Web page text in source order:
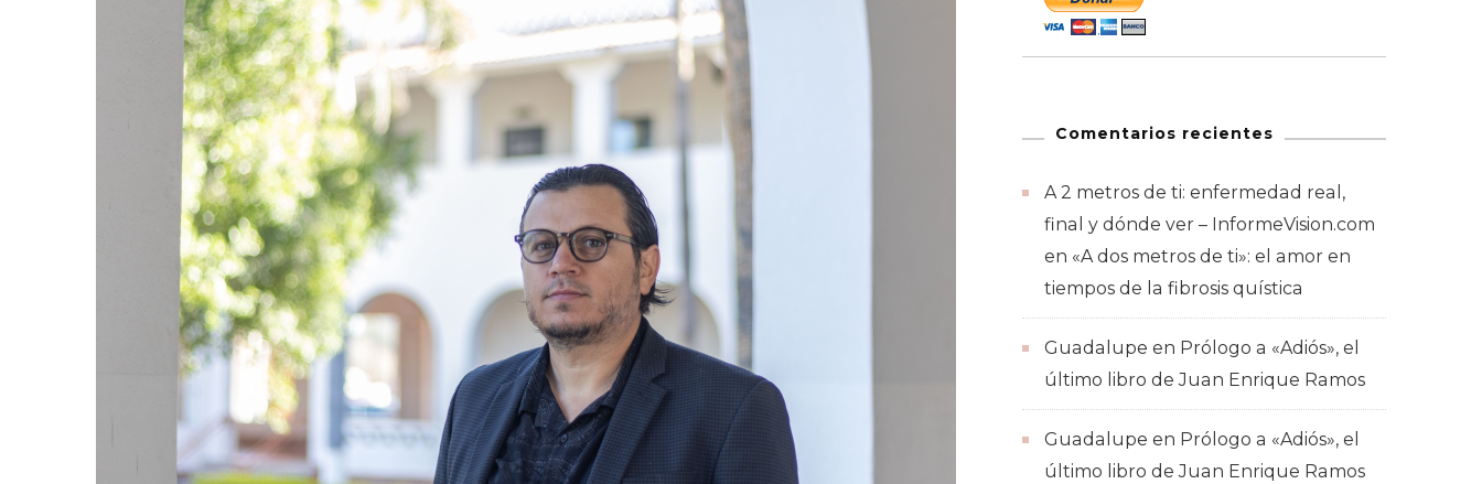
Comentarios recientes
A 2 metros de ti: enfermedad real,
final y dónde ver – InformeVision.com
en «A dos metros de ti»: el amor en
tiempos de la fibrosis quística
Guadalupe en Prólogo a «Adiós», el
último libro de Juan Enrique Ramos
Guadalupe en Prólogo a «Adiós», el
último libro de Juan Enrique Ramos